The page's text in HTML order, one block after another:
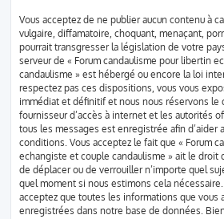
Vous acceptez de ne publier aucun contenu à
vulgaire, diffamatoire, choquant, menaçant,
pourrait transgresser la législation de votre
serveur de « Forum candaulisme pour libertin
candaulisme » est hébergé ou encore la loi
respectez pas ces dispositions, vous vous
immédiat et définitif et nous nous réservons le
fournisseur d’accès à internet et les autorités
tous les messages est enregistrée afin d’aider
conditions. Vous acceptez le fait que « Forum
echangiste et couple candaulisme » ait le droit
de déplacer ou de verrouiller n’importe quel
quel moment si nous estimons cela nécessaire.
acceptez que toutes les informations que vous
enregistrées dans notre base de données.